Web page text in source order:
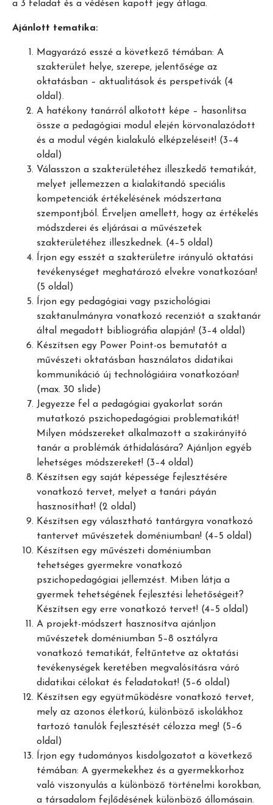
a 3 feladat és a védésen kapott jegy átlaga.
Ajánlott tematika:
Magyarázó esszé a következő témában: A
szakterület helye, szerepe, jelentősége az
oktatásban – aktualitások és perspetívák (4
oldal).
A hatékony tanárról alkotott képe – hasonlítsa
össze a pedagógiai modul elején körvonalazódott
és a modul végén kialakuló elképzeléseit! (3–4
oldal)
Válasszon a szakterületéhez illeszkedő tematikát,
melyet jellemezzen a kialakítandó speciális
kompetenciák értékelésének módszertana
szempontjból. Érveljen amellett, hogy az értékelés
módszderei és eljárásai a művészetek
szakterületéhez illeszkednek. (4–5 oldal)
Írjon egy esszét a szakterületre irányuló oktatási
tevékenységet meghatározó elvekre vonatkozóan!
(5 oldal)
Írjon egy pedagógiai vagy pszichológiai
szaktanulmányra vonatkozó recenziót a szaktanár
által megadott bibliográfia alapján! (3–4 oldal)
Készítsen egy Power Point-os bemutatót a
művészeti oktatásban használatos didatikai
kommunikáció új technológiáira vonatkozóan!
(max. 30 slide)
Jegyezze fel a pedagógiai gyakorlat során
mutatkozó pszichopedagógiai problematikát!
Milyen módszereket alkalmazott a szakirányító
tanár a problémák áthídalására? Ajánljon egyéb
lehetséges módszereket! (3–4 oldal)
Készítsen egy saját képessége fejlesztésére
vonatkozó tervet, melyet a tanári páyán
hasznosíthat! (2 oldal)
Készítsen egy választható tantárgyra vonatkozó
tantervet művészetek doméniumban! (4–5 oldal)
Készítsen egy művészeti doméniumban
tehetséges gyermekre vonatkozó
pszichopedagógiai jellemzést. Miben látja a
gyermek tehetségének fejlesztési lehetőségeit?
Készítsen egy erre vonatkozó tervet! (4–5 oldal)
A projekt-módszert hasznosítva ajánljon
művészetek doméniumban 5–8 osztályra
vonatkozó tematikát, feltűntetve az oktatási
tevékenységek keretében megvalósításra váró
didatikai célokat és feladatokat! (5–6 oldal)
Készítsen egy együtműködésre vonatkozó tervet,
mely az azonos életkorú, különböző iskolákhoz
tartozó tanulók fejlesztését célozza meg! (5–6
oldal)
Írjon egy tudományos kisdolgozatot a következő
témában: A gyermekekhez és a gyermekkorhoz
való viszonyulás a különböző történelmi korokban,
a társadalom fejlődésének különböző állomásain.